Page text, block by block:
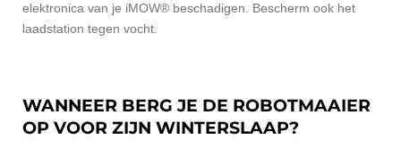
elektronica van je iMOW® beschadigen. Bescherm ook het
laadstation tegen vocht.
WANNEER BERG JE DE ROBOTMAAIER
OP VOOR ZIJN WINTERSLAAP?